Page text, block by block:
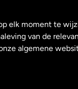
elk moment te
van de
algemene